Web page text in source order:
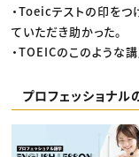
・Toeicテストの印を
ていただき助かった。
・TOEICのこのような
プロフェッショナ